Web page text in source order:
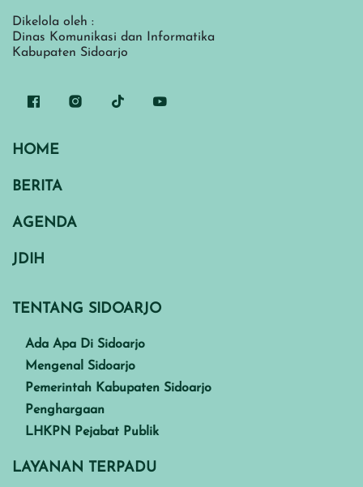
Dikelola oleh :
Dinas Komunikasi dan Informatika
Kabupaten Sidoarjo
HOME
BERITA
AGENDA
JDIH
TENTANG SIDOARJO
Ada Apa Di Sidoarjo
Mengenal Sidoarjo
Pemerintah Kabupaten Sidoarjo
Penghargaan
LHKPN Pejabat Publik
LAYANAN TERPADU